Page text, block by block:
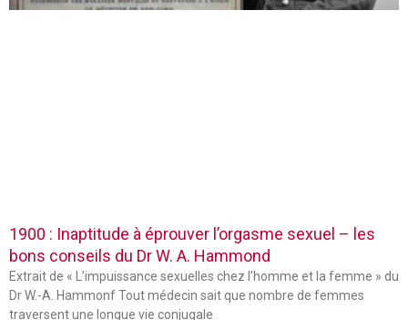
1900 : Inaptitude à éprouver l’orgasme sexuel – les
bons conseils du Dr W. A. Hammond
Extrait de « L’impuissance sexuelles chez l’homme et la femme » du
Dr W.-A. Hammonf Tout médecin sait que nombre de femmes
traversent une longue vie conjugale